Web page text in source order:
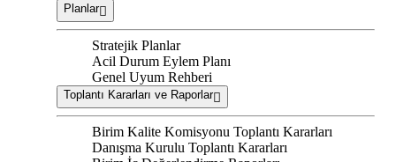
Planlar
Stratejik Planlar
Acil Durum Eylem Planı
Genel Uyum Rehberi
Toplantı Kararları ve Raporlar
Birim Kalite Komisyonu Toplantı Kararları
Danışma Kurulu Toplantı Kararları